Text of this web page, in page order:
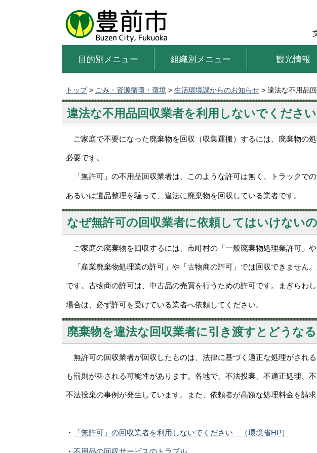
目的別メニュー 組織別メニュー 観光情報
トップ> ごみ・資源循環・環境 > 生活環境課からのお知らせ > 違法な不用品
違法な不用品回収業者を利用しないでください
ご家庭で不要になった廃棄物を回収（収集運搬）するには、廃棄物の
必要です。
「無許可」の不用品回収業者は、このような許可は無く、トラックで
あるいは遺品整理を騙って、違法に廃棄物を回収している業者です。
なぜ無許可の回収業者に依頼してはいけない
ご家庭の廃棄物を回収するには、市町村の「一般廃棄物処理業許可」
「産業廃棄物処理業の許可」や「古物商の許可」では回収できません
です。古物商の許可は、中古品の売買を行うための許可です。まぎらわ
場合は、必ず許可を受けている業者へ依頼してください。
廃棄物を違法な回収業者に引き渡すとどうなる
無許可の回収業者が回収したものは、法律に基づく適正な処理がされ
も罰則が科される可能性があります。各地で、不法投棄、不適正処理、
不法投棄の事例が発生しています。また、依頼者が高額な処理料金を請求
・ 「無許可」の回収業者を利用しないでください （環境省HP）
・ 不用品の回収サービスのトラブル